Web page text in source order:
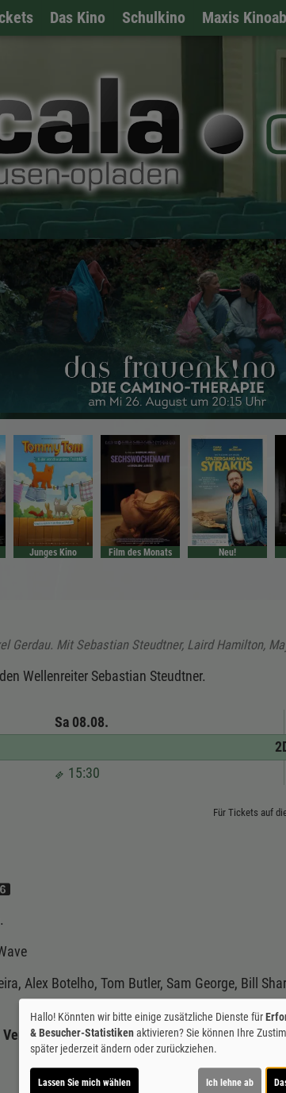
Das Kino Schulkino Maxis
Junges Kino Film des Monats Neu!
Gerdau. Mit Sebastian Steudtner, Laird Hamilton,
Wellenreiter Sebastian Steudtner.
Sa 08.08.
15:30
Für Tickets auf
Alex Botelho, Tom Butler, Sam George, Bill
Verleih:mindjazz pictures
Hallo! Könnten wir bitte einige zusätzliche Dienste für
& Besucher-Statistikenaktivieren? Sie können Ihre
später jederzeit ändern oder zurückziehen.
Lassen Sie mich wählen Ich lehne ab